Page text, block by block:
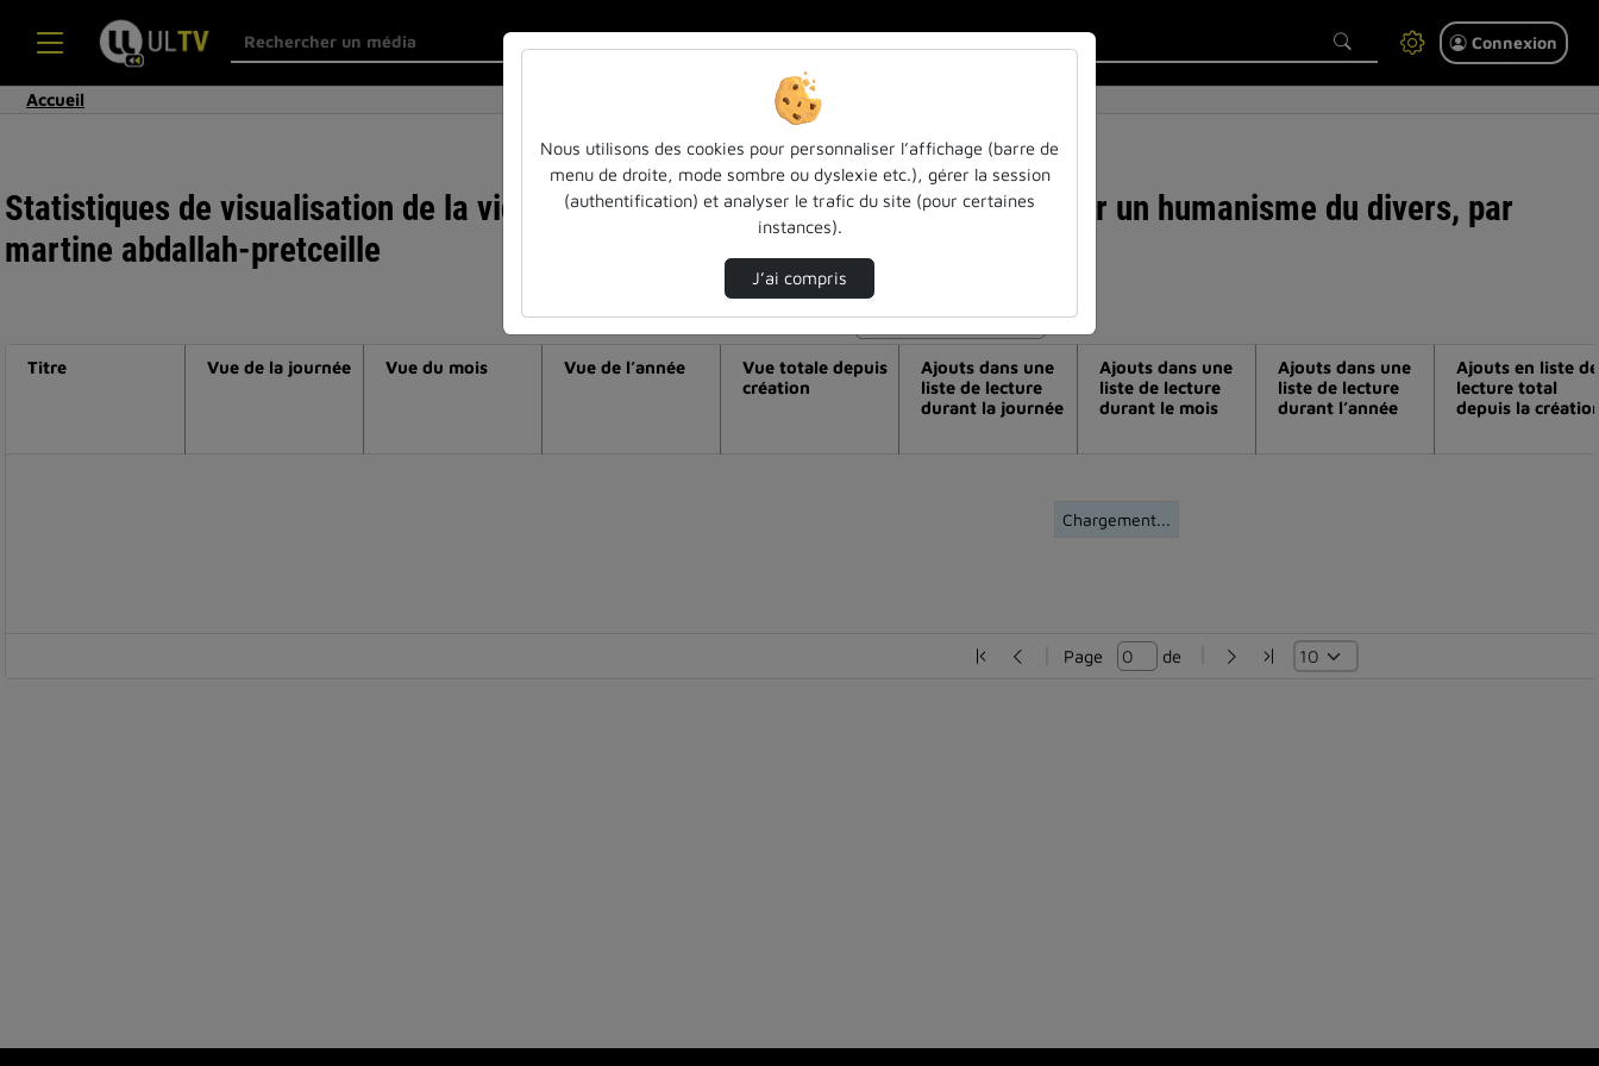
Connexion
Accueil
Statistiques de visualisation de la vidéo La laïcité en contexte hétérogène : pour un humanisme du divers, par
martine abdallah-pretceille
Modifier la période de visualisation
Chargement...
Titre Vue de la journée Vue du mois Vue de l’année
Vue totale depuis
création
Ajouts dans une
liste de lecture
durant la journée
Ajouts dans une
liste de lecture
durant le mois
Ajouts dans une
liste de lecture
durant l’année
Ajouts en liste de
lecture total
depuis la
Page de
Nous utilisons des cookies pour personnaliser l’affichage (barre de
menu de droite, mode sombre ou dyslexie etc.), gérer la session
(authentification) et analyser le trafic du site (pour certaines
instances).
J’ai compris